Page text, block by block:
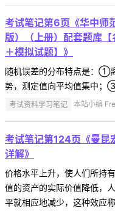
考试笔记第6页《华中师
版）（上册）配套题库
＋模拟试题】》
随机误差的分布特点是：①
势，测定值向平均值集中；
考试资料学习笔记 本站小编
考试笔记第124页《曼昆
详解》
价格水平上升，使人们所持
值的资产的实际价值降低，
平就相应地减少，这种效应